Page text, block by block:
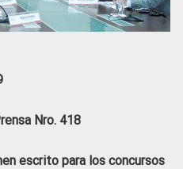
Nro. 418
escrito para los concursos